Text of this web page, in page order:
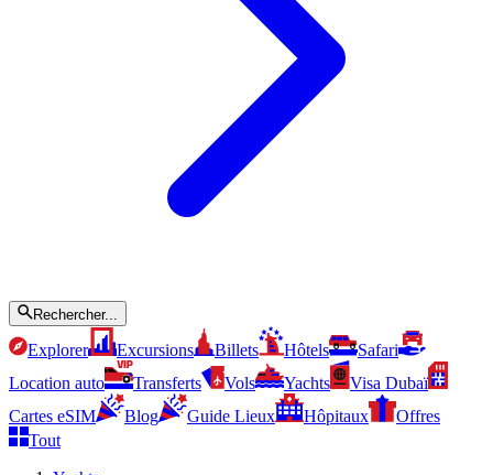
Rechercher...
Explorer Excursions Billets Hôtels
Safari
Location auto
Transferts Vols Yachts
Visa Dubaï
Cartes eSIM
Blog Guide Lieux Hôpitaux
Offres
Tout